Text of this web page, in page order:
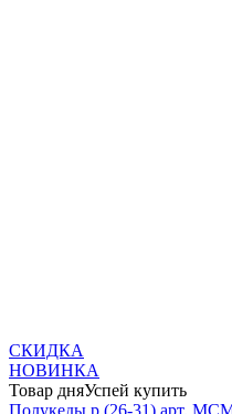
СКИДКА
НОВИНКА
Товар дняУспей купить
Полукеды р.(26-31) арт.